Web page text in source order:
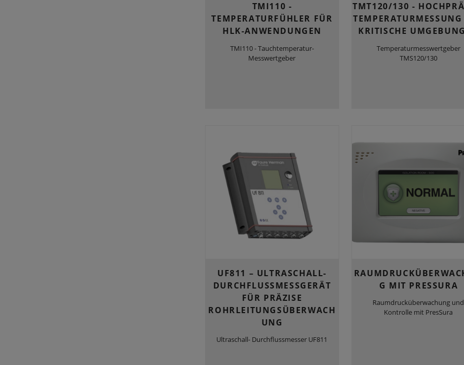
TMI110 -
TEMPERATURFÜHLER FÜR
HLK-ANWENDUNGEN
TMI110 - Tauchtemperatur-
Messwertgeber
TMT120/130 -
KRITISCHE
Temperaturmesswertgeber
TMS120/130
UF811 – ULTRASCHALL-
DURCHFLUSSMESSGERÄT
FÜR PRÄZISE
ROHRLEITUNGSÜBERWACH
UNG
Ultraschall- Durchflussmesser UF811
G MIT PRESSURA
Raumdrucküberwachung und
Kontrolle mit PresSura